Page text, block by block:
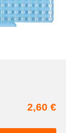
2,60 €